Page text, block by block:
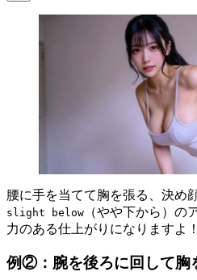
腰に手を当てて胸を張る、決め
slight below （やや下から）の
力のある仕上がりになりますよ！
例②：腕を後ろに回して胸